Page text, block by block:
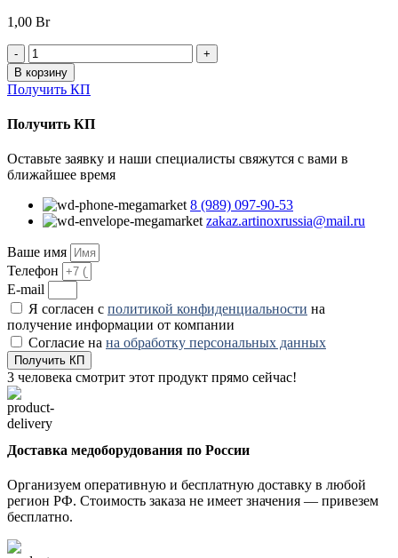
1,00 Br
Количество
товара
Шкаф-
стеллаж
одноразовой
AT-
S012
В корзину
Получить КП
Получить КП
Оставьте заявку и наши специалисты свяжутся с вами в
ближайшее время
8 (989) 097-90-53
zakaz.artinoxrussia@mail.ru
Ваше имя
Телефон
E-mail
Я согласен с политикой конфиденциальности на
получение информации от компании
Согласие на на обработку персональных данных
Получить КП
3 человека смотрит этот продукт прямо сейчас!
Доставка медоборудования по России
Организуем оперативную и бесплатную доставку в любой
регион РФ. Стоимость заказа не имеет значения — привезем
бесплатно.